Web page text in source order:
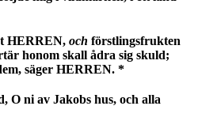
HERREN, och förstlingsfrukten
honom skall ådra sig skuld;
säger HERREN. *
O ni av Jakobs hus, och alla